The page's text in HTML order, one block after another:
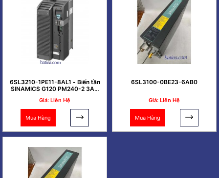
6SL3210-1PE11-8AL1 - Biến tần
SINAMICS G120 PM240-2 3AC
Giá: Liên Hệ
Mua Hàng
6SL3100-0BE23-6AB0
Giá: Liên Hệ
Mua Hàng